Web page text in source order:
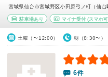
宮城県仙台市宮城野区小田原弓ノ町（仙台
駐車場あり マイナ受付(スマホ
土曜（〜12:00） 朝（8:30〜）
6件